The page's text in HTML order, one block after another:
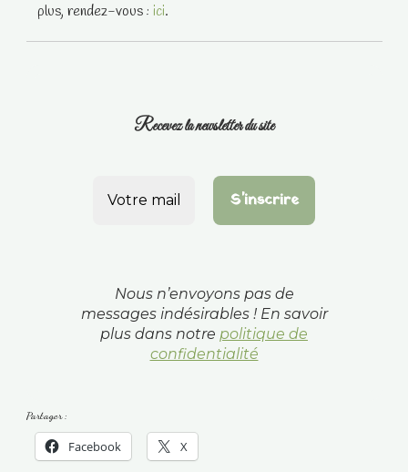
plus, rendez-vous : ici.
Recevez la newsletter du site
Nous n’envoyons pas de
messages indésirables ! En savoir
plus dans notre politique de
confidentialité
Partager :
Facebook X